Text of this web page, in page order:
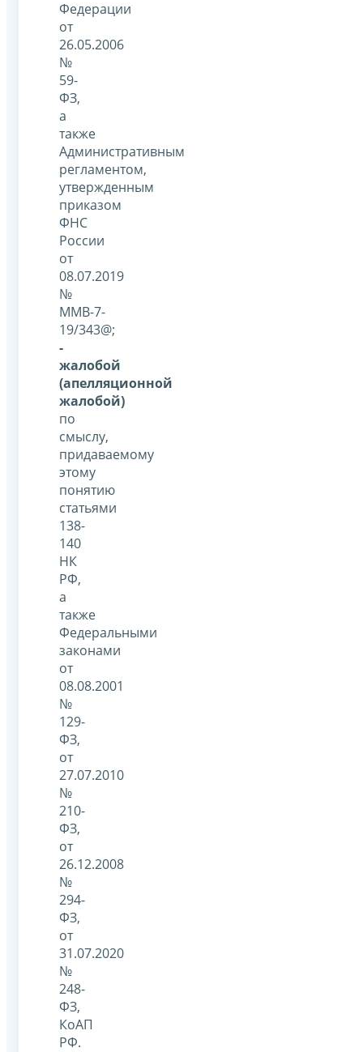
Федерации
от
26.05.2006
№
59-
ФЗ,
а
также
Административным
регламентом,
утвержденным
приказом
ФНС
России
от
08.07.2019
№
ММВ-7-
19/343@;
-
жалобой
(апелляционной
жалобой)
по
смыслу,
придаваемому
этому
понятию
статьями
138-
140
НК
РФ,
а
также
Федеральными
законами
от
08.08.2001
№
129-
ФЗ,
от
27.07.2010
№
210-
ФЗ,
от
26.12.2008
№
294-
ФЗ,
от
31.07.2020
№
248-
ФЗ,
КоАП
РФ.